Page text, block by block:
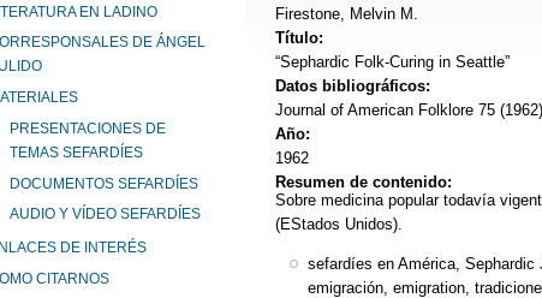
EN LADINO
DE ÁNGEL
PRESENTACIONES DE
TEMAS SEFARDÍES
DOCUMENTOS SEFARDÍES
AUDIO Y VÍDEO SEFARDÍES
DE INTERÉS
CITARNOS
Firestone, Melvin M.
Título:
“Sephardic Folk-Curing in Seattle”
Datos bibliográficos:
Journal of American Folklore 75
Año:
1962
Resumen de contenido:
Sobre medicina popular todavía
(EStados Unidos).
sefardíes en América,
emigración, emigration,